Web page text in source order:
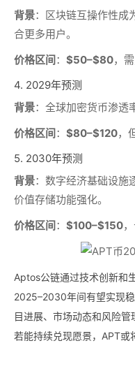
背景：区块链互操作性成
合更多用户。
价格区间： $50–$80，
4. 2029年预测
背景：全球加密货币渗透
价格区间： $80–$120，
5. 2030年预测
背景：数字经济基础设施
价值存储功能强化。
价格区间： $100–$150
Aptos公链通过技术创新和
2025–2030年间有望实现
目进展、市场动态和风险
若能持续兑现愿景，APT或